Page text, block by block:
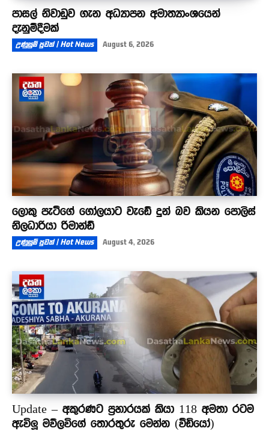
පාසල් නිවාඩුව ගැන අධ්‍යාපන අමාත්‍යාංශයෙන්
දැනුම්දීමක්
උණුසුම් පුවත් | Hot News August 6, 2026
ලොකු පැටීගේ ගෝලයාට වැඩේ දුන් බව කියන පොලිස්
නිලධාරියා රිමාන්ඩ්
උණුසුම් පුවත් | Hot News August 4, 2026
Update – අකුරණට ප්‍රහාරයක් කියා 118 අමතා රටම
ඇවිලූ මව්ලවිගේ තොරතුරු මෙන්න (වීඩියෝ)